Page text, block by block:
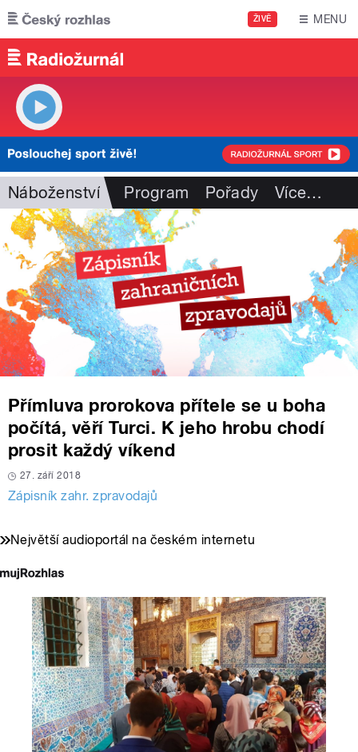
Přejít k hlavnímu obsahu
ŽIVĚ MENU
Náboženství Program Pořady Více…
Přímluva prorokova přítele se u boha
počítá, věří Turci. K jeho hrobu chodí
prosit každý víkend
27. září 2018
Zápisník zahr. zpravodajů
Největší audioportál na českém internetu